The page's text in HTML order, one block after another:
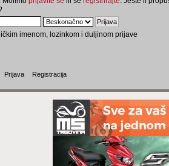
imenom, lozinkom i duljinom prijave
Prijava Registracija